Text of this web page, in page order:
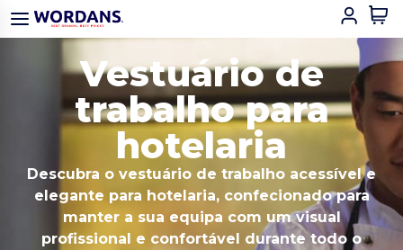
Vestuário de
trabalho para
hotelaria
Descubra o vestuário de trabalho acessível e
elegante para hotelaria, confecionado para
manter a sua equipa com um visual
profissional e confortável durante todo o